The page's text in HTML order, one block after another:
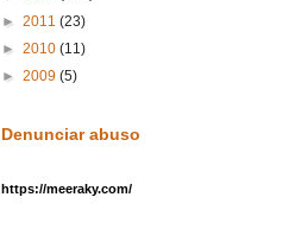
► 2011 (23)
► 2010 (11)
► 2009 (5)
Denunciar abuso
https://meeraky.com/